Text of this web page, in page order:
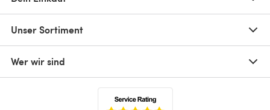
Unser Sortiment
Wer wir sind